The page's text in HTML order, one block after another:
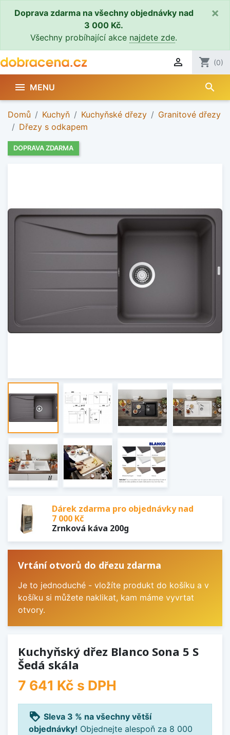
Doprava zdarma na všechny objednávky nad
3 000 Kč.
Všechny probíhající akce najdete zde.
×
 shopping_cart (0)
 MENU search
Domů Kuchyň Kuchyňské dřezy
Granitové dřezy
Dřezy s odkapem
DOPRAVA ZDARMA
Dárek zdarma pro objednávky nad
7 000 Kč
Zrnková káva 200g
Vrtání otvorů do dřezu zdarma
Je to jednoduché - vložíte produkt do košíku a v
košíku si můžete naklikat, kam máme vyvrtat
otvory.
Kuchyňský dřez Blanco Sona 5 S
Šedá skála
7 641 Kč s DPH
loyalty Sleva 3 % na všechny větší
objednávky! Objednejte alespoň za 8 000